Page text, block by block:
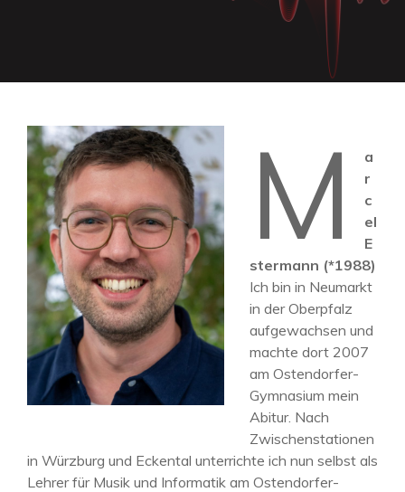
M
a
r
c
el
E
stermann (*1988)
Ich bin in Neumarkt
in der Oberpfalz
aufgewachsen und
machte dort 2007
am Ostendorfer-
Gymnasium mein
Abitur. Nach
Zwischenstationen
in Würzburg und Eckental unterrichte ich nun selbst als
Lehrer für Musik und Informatik am Ostendorfer-